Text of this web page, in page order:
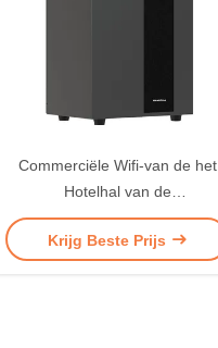
Commerciële Wifi-van de het
Hotelhal van de
Aromaverspreider HVAC de
Geurverspreider
Krijg Beste Prijs